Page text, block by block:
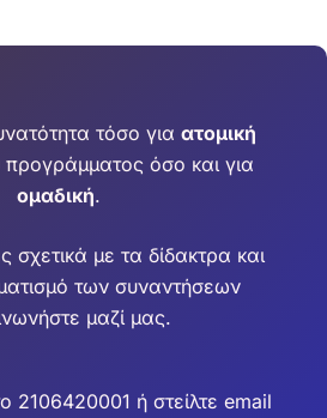
τόσο για ατομική
όσο και για
ομαδική.
σχετικά με τα δίδακτρα και
των συναντήσεων
μαζί μας.
2106420001 ή στείλτε email